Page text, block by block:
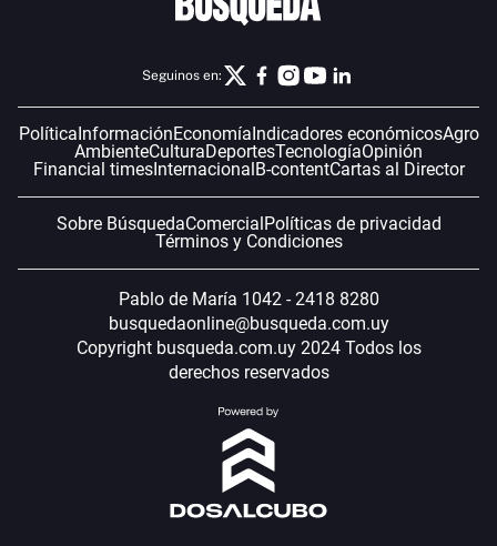
Seguinos en:
PolíticaInformaciónEconomíaIndicadores económicosAgro
AmbienteCulturaDeportesTecnologíaOpinión
Financial timesInternacionalB-contentCartas al Director
Sobre BúsquedaComercialPolíticas de privacidad
Términos y Condiciones
Pablo de María 1042 - 2418 8280
busquedaonline@busqueda.com.uy
Copyright busqueda.com.uy 2024 Todos los
derechos reservados